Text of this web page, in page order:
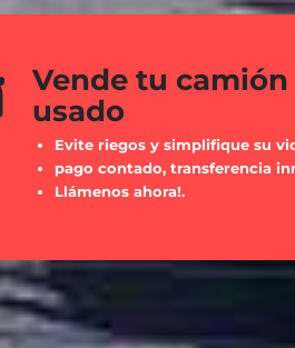
Vende tu camión
usado
Evite riegos y simplifique su
pago contado, transferencia
Llámenos ahora!.